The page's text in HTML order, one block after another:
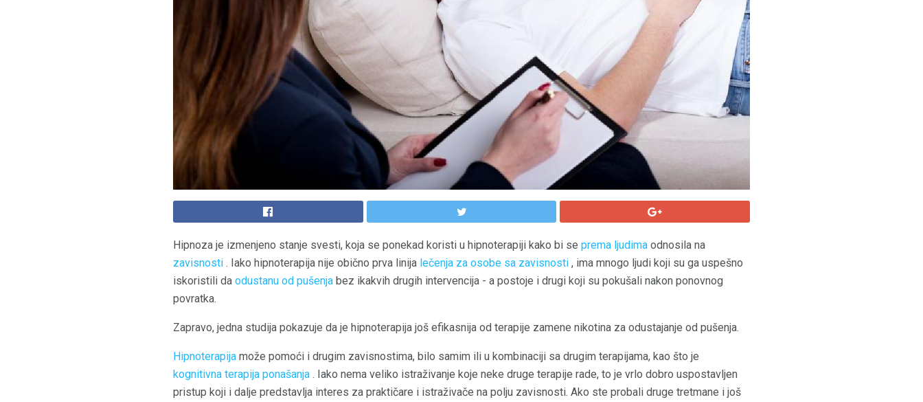
Hipnoza je izmenjeno stanje svesti, koja se ponekad koristi u hipnoterapiji kako bi se prema ljudima odnosila na
zavisnosti . Iako hipnoterapija nije obično prva linija lečenja za osobe sa zavisnosti , ima mnogo ljudi koji su ga uspešno
iskoristili da odustanu od pušenja bez ikakvih drugih intervencija - a postoje i drugi koji su pokušali nakon ponovnog
povratka.
Zapravo, jedna studija pokazuje da je hipnoterapija još efikasnija od terapije zamene nikotina za odustajanje od pušenja.
Hipnoterapija može pomoći i drugim zavisnostima, bilo samim ili u kombinaciji sa drugim terapijama, kao što je
kognitivna terapija ponašanja . Iako nema veliko istraživanje koje neke druge terapije rade, to je vrlo dobro uspostavljen
pristup koji i dalje predstavlja interes za praktičare i istraživače na polju zavisnosti. Ako ste probali druge tretmane i još